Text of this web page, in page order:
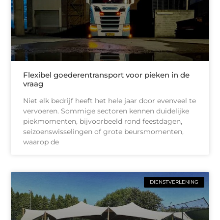
Flexibel goederentransport voor pieken in de
vraag
Niet elk bedrijf heeft het hele jaar door evenveel te
vervoeren. Sommige sectoren kennen duidelijke
piekmomenten, bijvoorbeeld rond feestdagen,
seizoenswisselingen of grote beursmomenten,
waarop de
DIENSTVERLENING